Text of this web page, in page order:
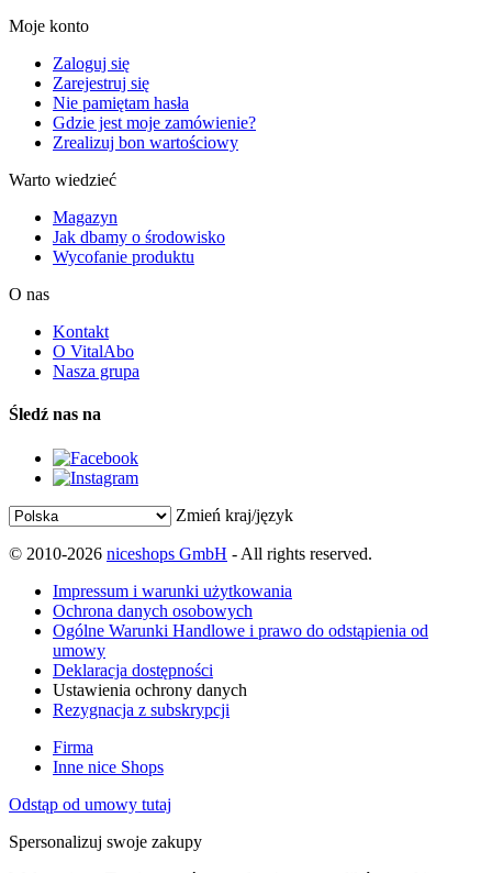
Moje konto
Zaloguj się
Zarejestruj się
Nie pamiętam hasła
Gdzie jest moje zamówienie?
Zrealizuj bon wartościowy
Warto wiedzieć
Magazyn
Jak dbamy o środowisko
Wycofanie produktu
O nas
Kontakt
O VitalAbo
Nasza grupa
Śledź nas na
Zmień kraj/język
© 2010-2026 niceshops GmbH - All rights reserved.
Impressum i warunki użytkowania
Ochrona danych osobowych
Ogólne Warunki Handlowe i prawo do odstąpienia od
umowy
Deklaracja dostępności
Ustawienia ochrony danych
Rezygnacja z subskrypcji
Firma
Inne nice Shops
Odstąp od umowy tutaj
Spersonalizuj swoje zakupy